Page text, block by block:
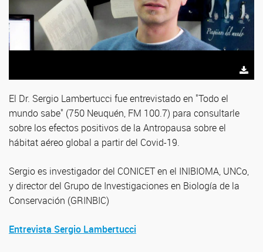
El Dr. Sergio Lambertucci fue entrevistado en "Todo el
mundo sabe" (750 Neuquén, FM 100.7) para consultarle
sobre los efectos positivos de la Antropausa sobre el
hábitat aéreo global a partir del Covid-19.
Sergio es investigador del CONICET en el INIBIOMA, UNCo,
y director del Grupo de Investigaciones en Biología de la
Conservación (GRINBIC)
Entrevista Sergio Lambertucci